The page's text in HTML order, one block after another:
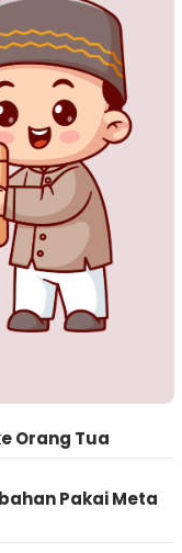
Orang Tua
Pakai Meta